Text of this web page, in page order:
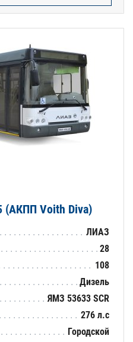
(АКПП Voith Diva)
ЛИАЗ
28
108
Дизель
ЯМЗ 53633 SCR
276 л.с
Городской